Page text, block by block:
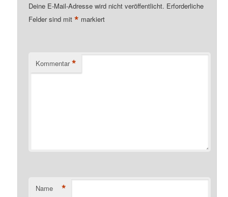
Deine E-Mail-Adresse wird nicht veröffentlicht. Erforderliche
Felder sind mit* markiert
Kommentar *
Name *